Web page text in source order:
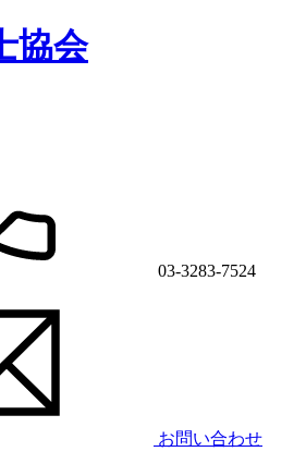
03-3283-7524
お問い合わせ